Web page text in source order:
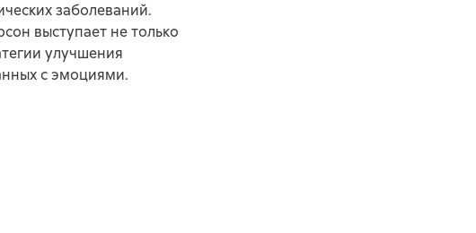
заболеваний.
выступает не только
улучшения
с эмоциями.